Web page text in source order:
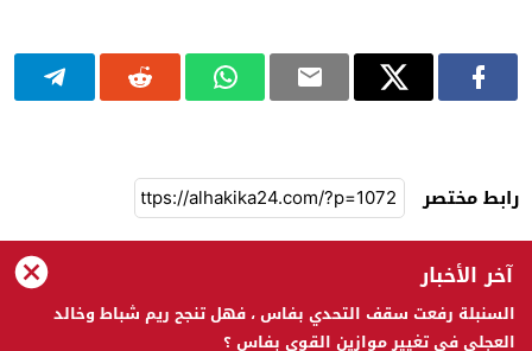
رابط مختصر
الحقيقة 24آخر الأخبار
السنبلة رفعت سقف التحدي بفاس ، فهل تنجح ريم شباط وخالد
العجلي في تغيير موازين القوى بفاس ؟